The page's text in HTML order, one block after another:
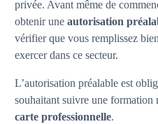
privée. Avant même de
obtenir uneautorisation
vérifier que vous remplissez
exercer dans ce secteur.
L’autorisation préalable est
souhaitant suivre une formation
carte professionnelle.